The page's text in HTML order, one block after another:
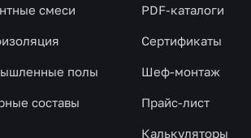
смеси
полы
составы
PDF-каталоги
Сертификаты
Шеф-монтаж
Прайс-лист
Калькуляторы